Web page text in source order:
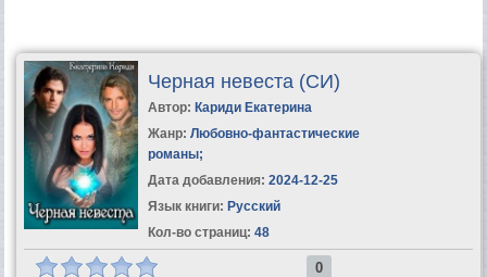
Черная невеста (СИ)
Автор: Кариди Екатерина
Жанр: Любовно-фантастические
романы;
Дата добавления: 2024-12-25
Язык книги: Русский
Кол-во страниц: 48
0